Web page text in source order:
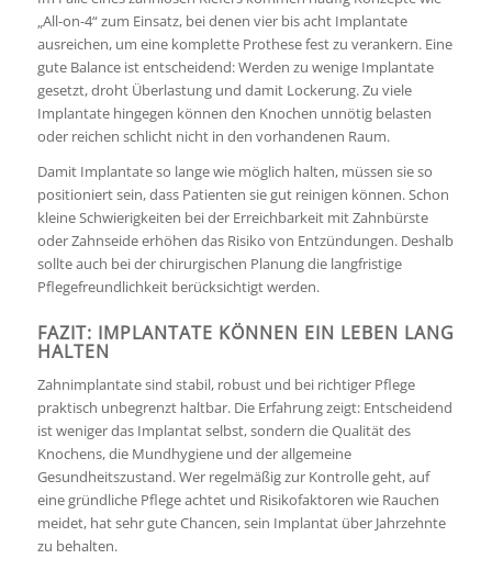
„All-on-4“ zum Einsatz, bei denen vier bis acht Implantate
ausreichen, um eine komplette Prothese fest zu verankern. Eine
gute Balance ist entscheidend: Werden zu wenige Implantate
gesetzt, droht Überlastung und damit Lockerung. Zu viele
Implantate hingegen können den Knochen unnötig belasten
oder reichen schlicht nicht in den vorhandenen Raum.
Damit Implantate so lange wie möglich halten, müssen sie so
positioniert sein, dass Patienten sie gut reinigen können. Schon
kleine Schwierigkeiten bei der Erreichbarkeit mit Zahnbürste
oder Zahnseide erhöhen das Risiko von Entzündungen. Deshalb
sollte auch bei der chirurgischen Planung die langfristige
Pflegefreundlichkeit berücksichtigt werden.
FAZIT: IMPLANTATE KÖNNEN EIN LEBEN LANG
HALTEN
Zahnimplantate sind stabil, robust und bei richtiger Pflege
praktisch unbegrenzt haltbar. Die Erfahrung zeigt: Entscheidend
ist weniger das Implantat selbst, sondern die Qualität des
Knochens, die Mundhygiene und der allgemeine
Gesundheitszustand. Wer regelmäßig zur Kontrolle geht, auf
eine gründliche Pflege achtet und Risikofaktoren wie Rauchen
meidet, hat sehr gute Chancen, sein Implantat über Jahrzehnte
zu behalten.